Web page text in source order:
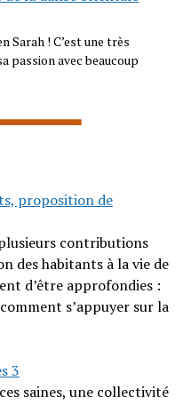
Sarah ! C’est une très
passion avec beaucoup
proposition de
contributions
des habitants à la vie de
d’être approfondies :
s’appuyer sur la
3
saines, une collectivité